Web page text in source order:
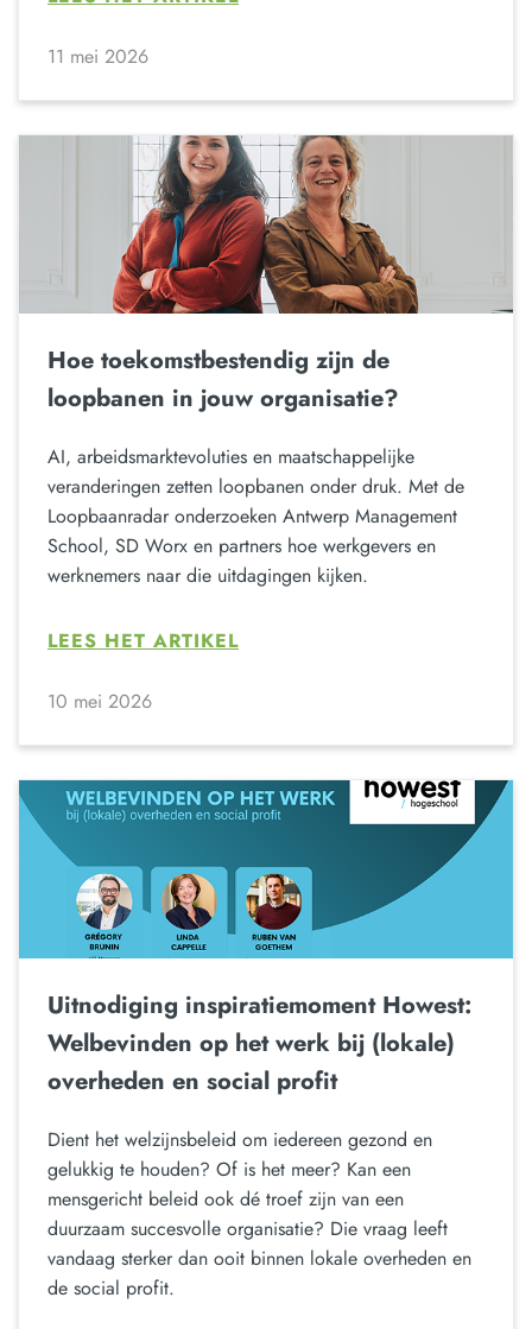
11 mei 2026
Hoe toekomstbestendig zijn de
loopbanen in jouw organisatie?
AI, arbeidsmarktevoluties en maatschappelijke
veranderingen zetten loopbanen onder druk. Met de
Loopbaanradar onderzoeken Antwerp Management
School, SD Worx en partners hoe werkgevers en
werknemers naar die uitdagingen kijken.
LEES HET ARTIKEL
10 mei 2026
Uitnodiging inspiratiemoment Howest:
Welbevinden op het werk bij (lokale)
overheden en social profit
Dient het welzijnsbeleid om iedereen gezond en
gelukkig te houden? Of is het meer? Kan een
mensgericht beleid ook dé troef zijn van een
duurzaam succesvolle organisatie? Die vraag leeft
vandaag sterker dan ooit binnen lokale overheden en
de social profit.